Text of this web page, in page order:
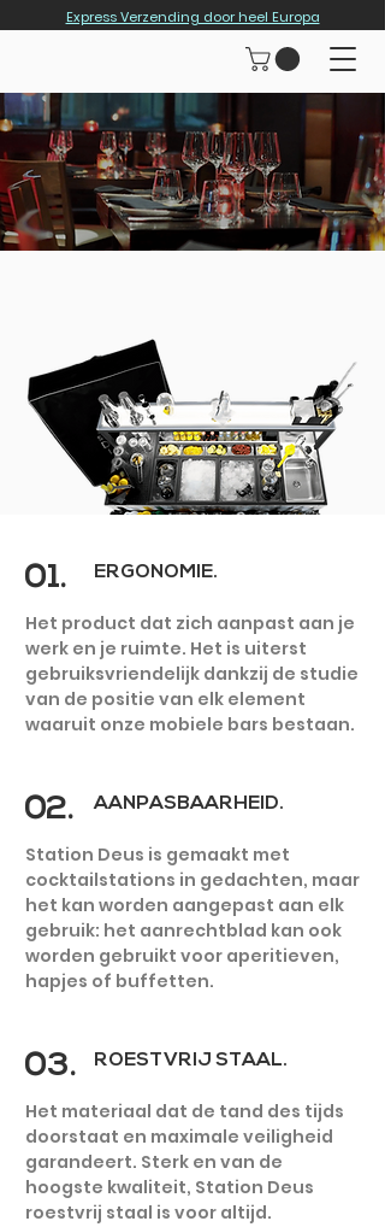
Express Verzending door heel Europa
RESTAURANT
01. ERGONOMIE.
Het product dat zich aanpast aan je
werk en je ruimte. Het is uiterst
gebruiksvriendelijk dankzij de studie
van de positie van elk element
waaruit onze mobiele bars bestaan.
02. AANPASBAARHEID.
Station Deus is gemaakt met
cocktailstations in gedachten, maar
het kan worden aangepast aan elk
gebruik: het aanrechtblad kan ook
worden gebruikt voor aperitieven,
hapjes of buffetten.
03. ROESTVRIJ STAAL.
Het materiaal dat de tand des tijds
doorstaat en maximale veiligheid
garandeert. Sterk en van de
hoogste kwaliteit, Station Deus
roestvrij staal is voor altijd.